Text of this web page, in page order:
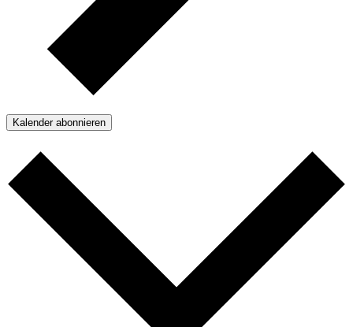
Kalender abonnieren